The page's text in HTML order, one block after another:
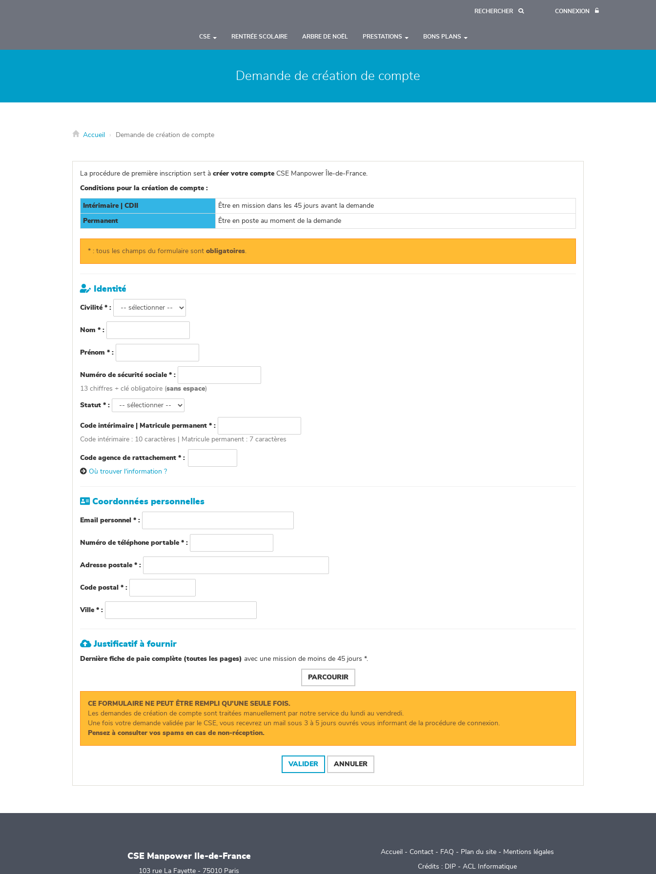
RECHERCHER CONNEXION
CSE RENTRÉE SCOLAIRE ARBRE DE NOËL PRESTATIONS BONS PLANS
Demande de création de compte
Accueil Demande de création de compte
La procédure de première inscription sert à créer votre compte CSE Manpower Île-de-France.
Conditions pour la création de compte :
Intérimaire | CDII Être en mission dans les 45 jours avant la demande
Permanent Être en poste au moment de la demande
* : tous les champs du formulaire sont obligatoires.
 Identité
Civilité * :
Nom * :
Prénom * :
Numéro de sécurité sociale * :
13 chiffres + clé obligatoire (sans espace)
Statut * :
Code intérimaire | Matricule permanent * :
Code intérimaire : 10 caractères | Matricule permanent : 7 caractères
Code agence de rattachement * :
 Où trouver l'information ?
 Coordonnées personnelles
Email personnel * :
Numéro de téléphone portable * :
Adresse postale * :
Code postal * :
Ville * :
 Justificatif à fournir
Dernière fiche de paie complète (toutes les pages) avec une mission de moins de 45 jours *.
CE FORMULAIRE NE PEUT ÊTRE REMPLI QU'UNE SEULE FOIS.
Les demandes de création de compte sont traitées manuellement par notre service du lundi au vendredi.
Une fois votre demande validée par le CSE, vous recevrez un mail sous 3 à 5 jours ouvrés vous informant de la procédure de connexion.
Pensez à consulter vos spams en cas de non-réception.
CSE Manpower Ile-de-France
103 rue La Fayette - 75010 Paris
Accueil - Contact- FAQ - Plan du site - Mentions légales
Crédits : DIP- ACL Informatique